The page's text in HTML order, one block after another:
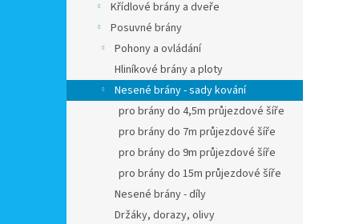
Křídlové brány a dveře
Posuvné brány
Pohony a ovládání
Hliníkové brány a ploty
Nesené brány - sady kování
pro brány do 4,5m průjezdové šíře
pro brány do 7m průjezdové šíře
pro brány do 9m průjezdové šíře
pro brány do 15m průjezdové šíře
Nesené brány - díly
Držáky, dorazy, olivy